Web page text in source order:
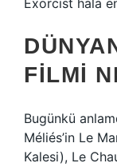
Exorcist hala
FILMI
Bugünkü
Méliés’in Le
Kalesi), Le